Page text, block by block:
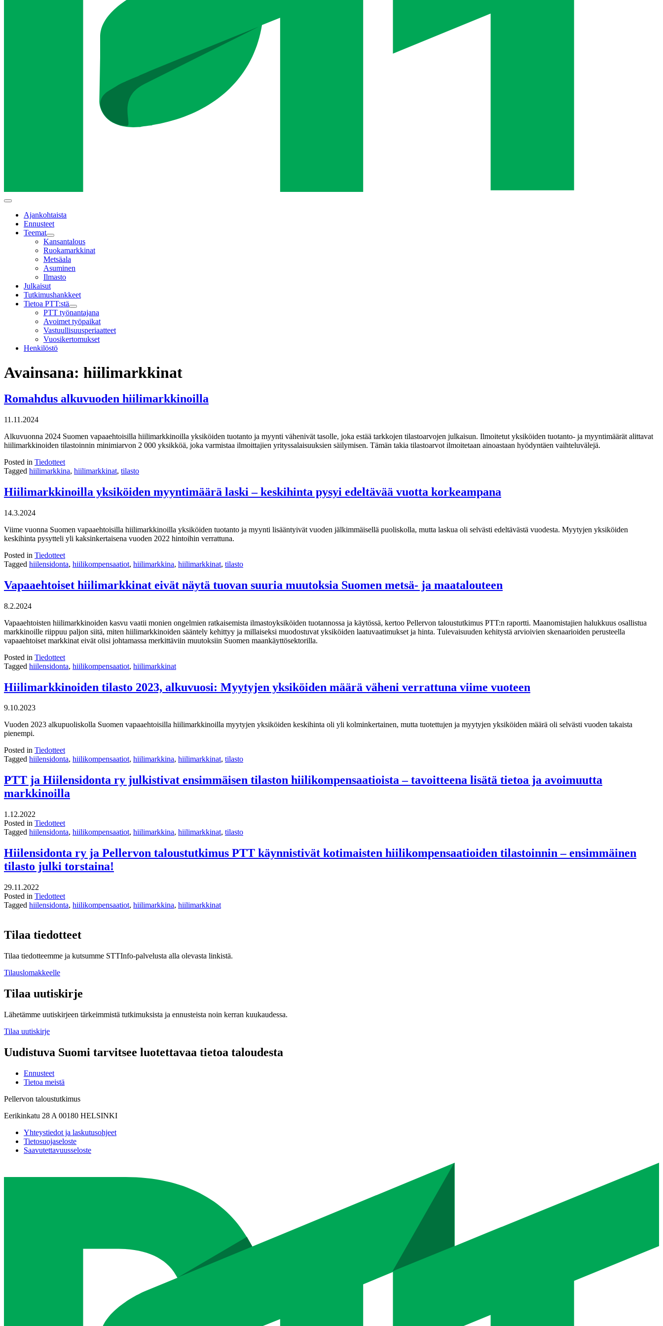
Main
Ajankohtaista
Ennusteet
Teemat
Child
menu
Kansantalous
Ruokamarkkinat
Metsäala
Asuminen
Ilmasto
Julkaisut
Tutkimushankkeet
Tietoa PTT:stä
Child
menu
PTT työnantajana
Avoimet työpaikat
Vastuullisuusperiaatteet
Vuosikertomukset
Henkilöstö
Avainsana: hiilimarkkinat
Romahdus alkuvuoden hiilimarkkinoilla
11.11.2024
Alkuvuonna 2024 Suomen vapaaehtoisilla hiilimarkkinoilla yksiköiden tuotanto ja myynti vähenivät tasolle, joka estää tarkkojen tilastoarvojen julkaisun. Ilmoitetut yksiköiden tuotanto- ja myyntimäärät alittavat
hiilimarkkinoiden tilastoinnin minimiarvon 2 000 yksikköä, joka varmistaa ilmoittajien yrityssalaisuuksien säilymisen. Tämän takia tilastoarvot ilmoitetaan ainoastaan hyödyntäen vaihteluvälejä.
Posted in Tiedotteet
Tagged hiilimarkkina, hiilimarkkinat, tilasto
Hiilimarkkinoilla yksiköiden myyntimäärä laski – keskihinta pysyi edeltävää vuotta korkeampana
14.3.2024
Viime vuonna Suomen vapaaehtoisilla hiilimarkkinoilla yksiköiden tuotanto ja myynti lisääntyivät vuoden jälkimmäisellä puoliskolla, mutta laskua oli selvästi edeltävästä vuodesta. Myytyjen yksiköiden
keskihinta pysytteli yli kaksinkertaisena vuoden 2022 hintoihin verrattuna.
Posted in Tiedotteet
Tagged hiilensidonta, hiilikompensaatiot, hiilimarkkina, hiilimarkkinat, tilasto
Vapaaehtoiset hiilimarkkinat eivät näytä tuovan suuria muutoksia Suomen metsä- ja maatalouteen
8.2.2024
Vapaaehtoisten hiilimarkkinoiden kasvu vaatii monien ongelmien ratkaisemista ilmastoyksiköiden tuotannossa ja käytössä, kertoo Pellervon taloustutkimus PTT:n raportti. Maanomistajien halukkuus osallistua
markkinoille riippuu paljon siitä, miten hiilimarkkinoiden sääntely kehittyy ja millaiseksi muodostuvat yksiköiden laatuvaatimukset ja hinta. Tulevaisuuden kehitystä arvioivien skenaarioiden perusteella
vapaaehtoiset markkinat eivät olisi johtamassa merkittäviin muutoksiin Suomen maankäyttösektorilla.
Posted in Tiedotteet
Tagged hiilensidonta, hiilikompensaatiot, hiilimarkkinat
Hiilimarkkinoiden tilasto 2023, alkuvuosi: Myytyjen yksiköiden määrä väheni verrattuna viime vuoteen
9.10.2023
Vuoden 2023 alkupuoliskolla Suomen vapaaehtoisilla hiilimarkkinoilla myytyjen yksiköiden keskihinta oli yli kolminkertainen, mutta tuotettujen ja myytyjen yksiköiden määrä oli selvästi vuoden takaista
pienempi.
Posted in Tiedotteet
Tagged hiilensidonta, hiilikompensaatiot, hiilimarkkina, hiilimarkkinat, tilasto
PTT ja Hiilensidonta ry julkistivat ensimmäisen tilaston hiilikompensaatioista – tavoitteena lisätä tietoa ja avoimuutta
markkinoilla
1.12.2022
Posted in Tiedotteet
Tagged hiilensidonta, hiilikompensaatiot, hiilimarkkina, hiilimarkkinat, tilasto
Hiilensidonta ry ja Pellervon taloustutkimus PTT käynnistivät kotimaisten hiilikompensaatioiden tilastoinnin – ensimmäinen
tilasto julki torstaina!
29.11.2022
Posted in Tiedotteet
Tagged hiilensidonta, hiilikompensaatiot, hiilimarkkina, hiilimarkkinat
Tilaa tiedotteet
Tilaa tiedotteemme ja kutsumme STTInfo-palvelusta alla olevasta linkistä.
Tilauslomakkeelle
Tilaa uutiskirje
Lähetämme uutiskirjeen tärkeimmistä tutkimuksista ja ennusteista noin kerran kuukaudessa.
Tilaa uutiskirje
Uudistuva Suomi tarvitsee luotettavaa tietoa taloudesta
Ennusteet
Tietoa meistä
Pellervon taloustutkimus
Eerikinkatu 28 A 00180 HELSINKI
Yhteystiedot ja laskutusohjeet
Tietosuojaseloste
Saavutettavuusseloste